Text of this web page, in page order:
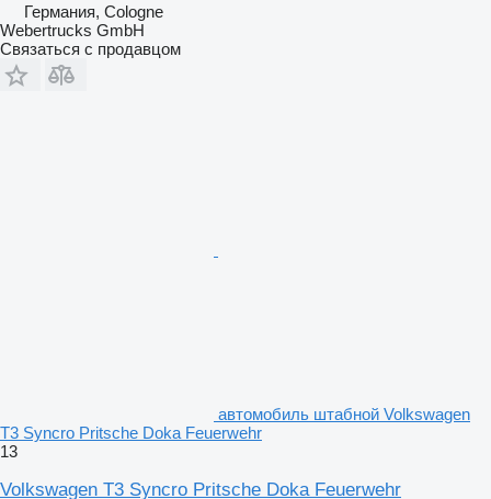
Германия, Cologne
Webertrucks GmbH
Связаться с продавцом
автомобиль штабной Volkswagen
T3 Syncro Pritsche Doka Feuerwehr
13
Volkswagen T3 Syncro Pritsche Doka Feuerwehr